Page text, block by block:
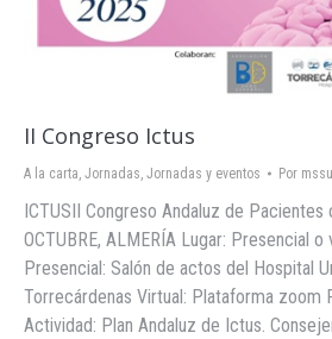
II Congreso Ictus
A la carta, Jornadas, Jornadas y eventos Por
ICTUSII Congreso Andaluz de Pacientes
OCTUBRE, ALMERÍA Lugar: Presencial
Presencial: Salón de actos del Hospital
Torrecárdenas Virtual: Plataforma zoom
Actividad: Plan Andaluz de Ictus.